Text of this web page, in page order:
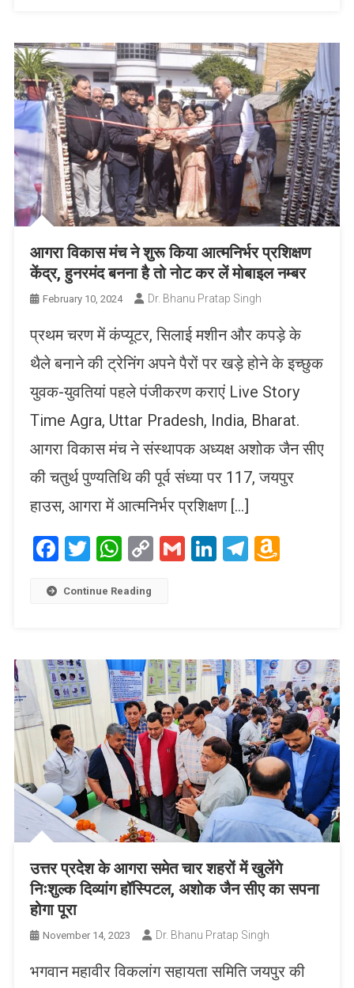
आगरा विकास मंच ने शुरू किया आत्मनिर्भर प्रशिक्षण
केंद्र, हुनरमंद बनना है तो नोट कर लें मोबाइल नम्बर
February 10, 2024 Dr. Bhanu Pratap Singh
प्रथम चरण में कंप्यूटर, सिलाई मशीन और कपड़े के
थैले बनाने की ट्रेनिंग अपने पैरों पर खड़े होने के इच्छुक
युवक-युवतियां पहले पंजीकरण कराएं Live Story
Time Agra, Uttar Pradesh, India, Bharat.
आगरा विकास मंच ने संस्थापक अध्यक्ष अशोक जैन सीए
की चतुर्थ पुण्यतिथि की पूर्व संध्या पर 117, जयपुर
हाउस, आगरा में आत्मनिर्भर प्रशिक्षण […]
Facebook
Twitter
WhatsApp
CopyGmailLinkedIn
Telegram
Continue Reading
उत्तर प्रदेश के आगरा समेत चार शहरों में खुलेंगे
निःशुल्क दिव्यांग हॉस्पिटल, अशोक जैन सीए का सपना
होगा पूरा
November 14, 2023 Dr. Bhanu Pratap Singh
भगवान महावीर विकलांग सहायता समिति जयपुर की